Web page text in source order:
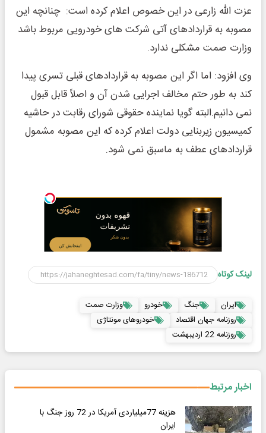
عزت الله زارعی در این خصوص اعلام کرده است: چنانچه این
مصوبه به قراردادهای آتی شرکت های خودرویی مربوط باشد
وزارت صمت مشکلی ندارد.
وی افزود: اما اگر این مصوبه به قراردادهای قبلی تسری پیدا
کند به طور حتم مخالف اجرایی شدن آن و اصلاً قابل قبول
نمی دانیم.البته گویا نماینده حقوقی شورای رقابت در حاشیه
کمیسیون زیربنایی دولت اعلام کرده که این مصوبه مشمول
قراردادهای عطف به ماسبق نمی شود.
لینک کوتاه
ایران جنگ خودرو
وزارت صمت
روزنامه جهان اقتصاد
خودروهای مونتاژی
روزنامه 22 اردیبهشت
اخبار مرتبط
هزینه 77میلیاردی آمریکا در 72 روز جنگ با
ایران